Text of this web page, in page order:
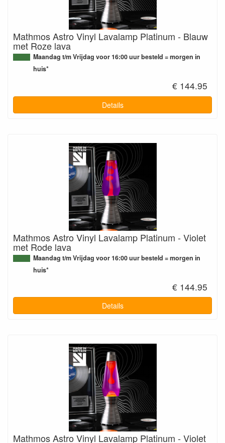
Mathmos Astro Vinyl Lavalamp Platinum - Blauw
met Roze lava
Maandag t/m Vrijdag voor 16:00 uur besteld = morgen in
huis*
€ 144.95
Details
Mathmos Astro Vinyl Lavalamp Platinum - Violet
met Rode lava
Maandag t/m Vrijdag voor 16:00 uur besteld = morgen in
huis*
€ 144.95
Details
Mathmos Astro Vinyl Lavalamp Platinum - Violet